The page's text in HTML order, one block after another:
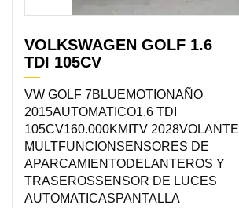
VOLKSWAGEN GOLF 1.6
TDI 105CV
VW GOLF 7BLUEMOTIONAÑO
2015AUTOMATICO1.6 TDI
105CV160.000KMITV 2028VOLANTE
MULTFUNCIONSENSORES DE
APARCAMIENTODELANTEROS Y
TRASEROSSENSOR DE LUCES
AUTOMATICASPANTALLA